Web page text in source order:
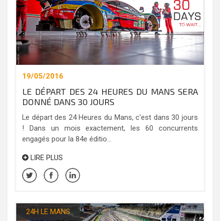
19/05/2016
LE DÉPART DES 24 HEURES DU MANS SERA
DONNÉ DANS 30 JOURS
Le départ des 24 Heures du Mans, c'est dans 30 jours
! Dans un mois exactement, les 60 concurrents
engagés pour la 84e éditio...
LIRE PLUS
24H LE MANS